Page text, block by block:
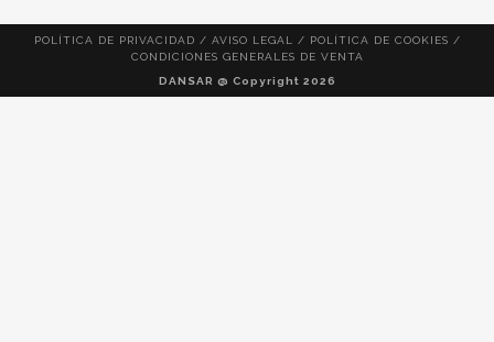
POLÍTICA DE PRIVACIDAD / AVISO LEGAL / POLÍTICA DE COOKIES /
CONDICIONES GENERALES DE VENTA
DANSAR @ Copyright 2026